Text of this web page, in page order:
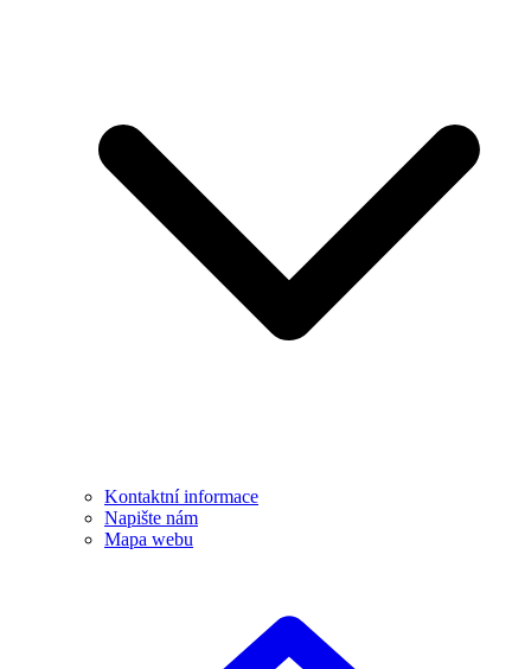
Kontaktní informace
Napište nám
Mapa webu